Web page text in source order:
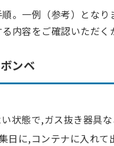
。一例（参考）となり
内容をご確認いただ
ンベ
状態で,ガス抜き器具
日に,コンテナに入れて